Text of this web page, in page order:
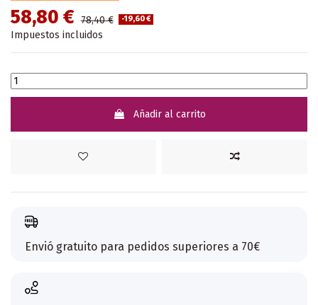
58,80 € 78,40 € -19,60 €
Impuestos incluidos
Añadir al carrito
Envió gratuito para pedidos superiores a 70€